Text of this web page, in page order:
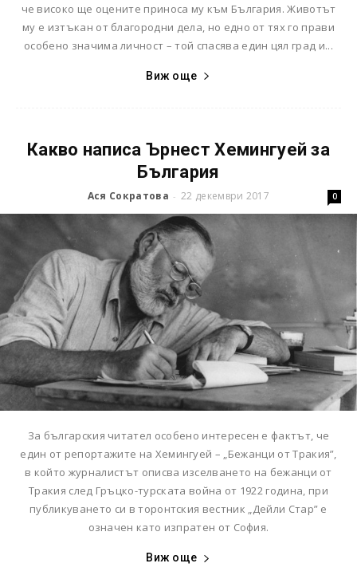
че високо ще оцените приноса му към България. Животът
му е изтъкан от благородни дела, но едно от тях го прави
особено значима личност – той спасява един цял град и...
Виж още
Какво написа Ърнест Хемингуей за
България
Ася Сократова - 22 декември 2017 0
За българския читател особено интересен е фактът, че
един от репортажите на Хемингуей – „Бежанци от Тракия”,
в който журналистът описва изселването на бежанци от
Тракия след Гръцко-турската война от 1922 година, при
публикуването си в торонтския вестник „Дейли Стар” е
означен като изпратен от София.
Виж още